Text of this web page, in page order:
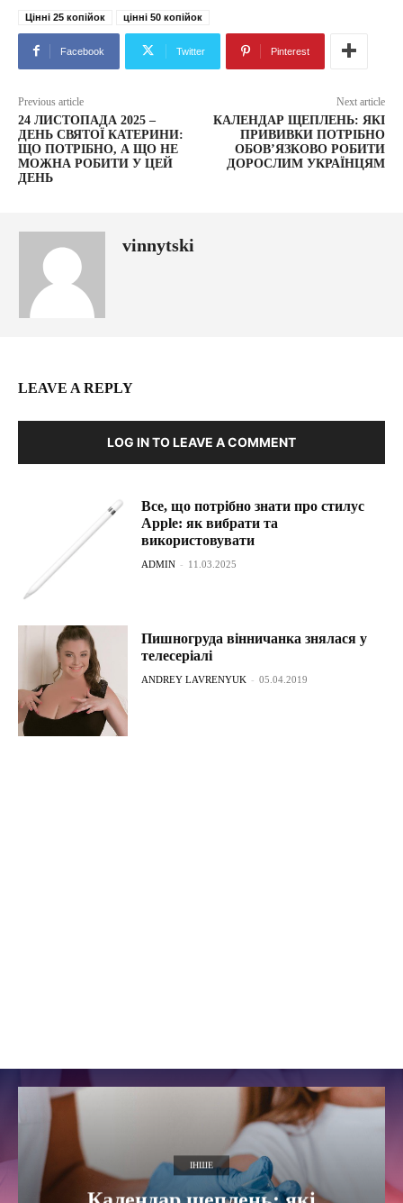
Цінні 25 копійок цінні 50 копійок
Facebook Twitter Pinterest
Previous article
24 ЛИСТОПАДА 2025 –
ДЕНЬ СВЯТОЇ КАТЕРИНИ:
ЩО ПОТРІБНО, А ЩО НЕ
МОЖНА РОБИТИ У ЦЕЙ
ДЕНЬ
Next article
КАЛЕНДАР ЩЕПЛЕНЬ: ЯКІ
ПРИВИВКИ ПОТРІБНО
ОБОВ’ЯЗКОВО РОБИТИ
ДОРОСЛИМ УКРАЇНЦЯМ
vinnytski
LEAVE A REPLY
LOG IN TO LEAVE A COMMENT
Все, що потрібно знати про стилус
Apple: як вибрати та
використовувати
ADMIN - 11.03.2025
Пишногруда вінничанка знялася у
телесеріалі
ANDREY LAVRENYUK - 05.04.2019